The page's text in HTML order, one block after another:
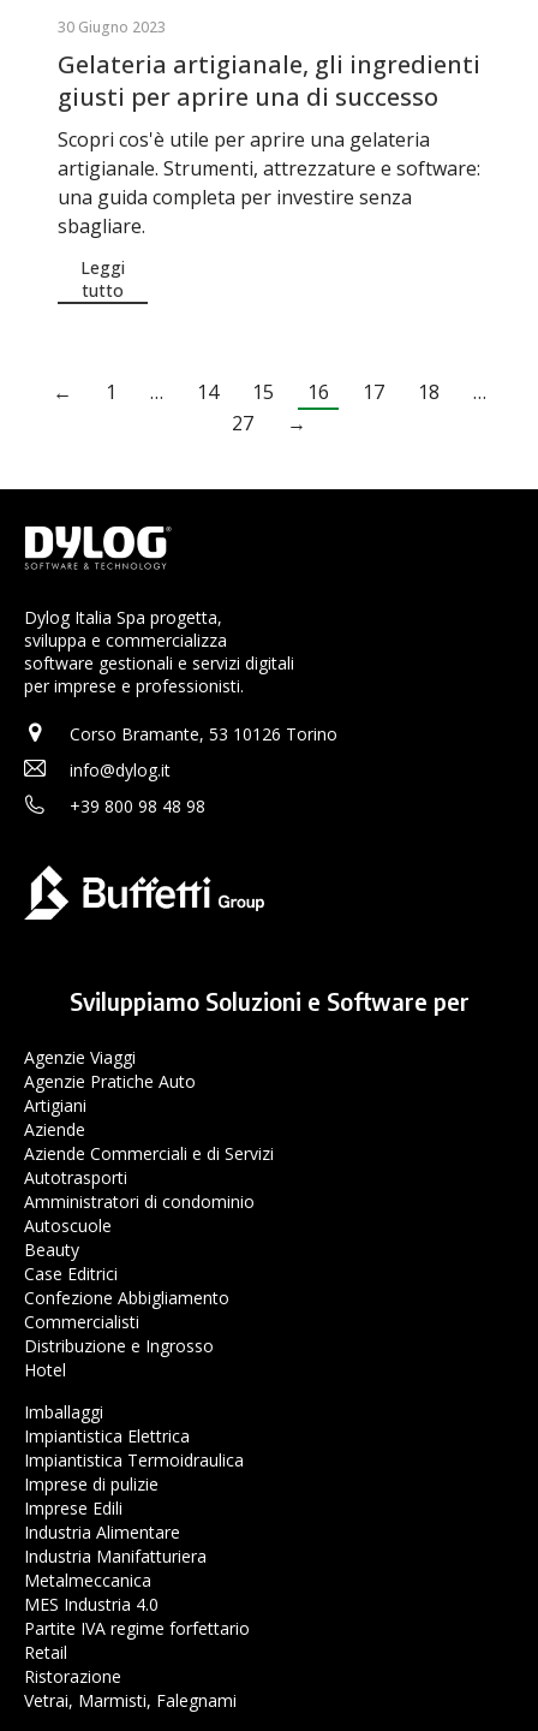
30 Giugno 2023
Gelateria artigianale, gli ingredienti
giusti per aprire una di successo
Scopri cos'è utile per aprire una gelateria
artigianale. Strumenti, attrezzature e software:
una guida completa per investire senza
sbagliare.
Leggi
tutto
← 1 … 14 15 16 17 18
…
27
→
Dylog Italia Spa progetta,
sviluppa e commercializza
software gestionali e servizi digitali
per imprese e professionisti.
Corso Bramante, 53 10126 Torino
info@dylog.it
+39 800 98 48 98
Sviluppiamo Soluzioni e Software per
Agenzie Viaggi
Agenzie Pratiche Auto
Artigiani
Aziende
Aziende Commerciali e di Servizi
Autotrasporti
Amministratori di condominio
Autoscuole
Beauty
Case Editrici
Confezione Abbigliamento
Commercialisti
Distribuzione e Ingrosso
Hotel
Imballaggi
Impiantistica Elettrica
Impiantistica Termoidraulica
Imprese di pulizie
Imprese Edili
Industria Alimentare
Industria Manifatturiera
Metalmeccanica
MES Industria 4.0
Partite IVA regime forfettario
Retail
Ristorazione
Vetrai, Marmisti, Falegnami